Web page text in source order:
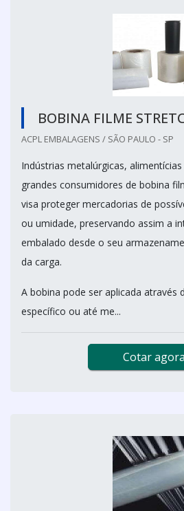
BOBINA FILME
ACPL EMBALAGENS / SÃO PAULO - SP
Indústrias metalúrgicas,
grandes consumidores de bobina
visa proteger mercadorias de
ou umidade, preservando assim a
embalado desde o seu
da carga.
A bobina pode ser aplicada através
específico ou até me...
Cotar agora